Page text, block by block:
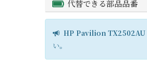
代替できる部品品番
HP Pavilion TX2502AU
い。